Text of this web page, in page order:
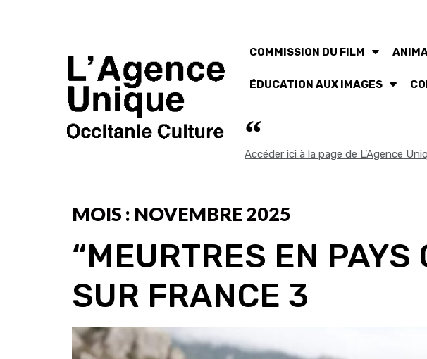
COMMISSION DU FILM
ÉDUCATION AUX IMAGES
Accéder ici à la page de L'Agence
MOIS : NOVEMBRE 2025
“MEURTRES EN
SUR FRANCE 3